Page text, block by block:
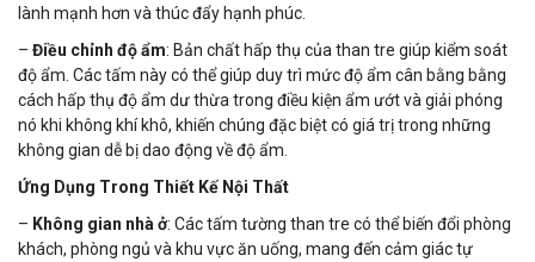
lành mạnh hơn và thúc đẩy hạnh phúc.
– Điều chỉnh độ ẩm: Bản chất hấp thụ của than tre giúp kiểm soát
độ ẩm. Các tấm này có thể giúp duy trì mức độ ẩm cân bằng bằng
cách hấp thụ độ ẩm dư thừa trong điều kiện ẩm ướt và giải phóng
nó khi không khí khô, khiến chúng đặc biệt có giá trị trong những
không gian dễ bị dao động về độ ẩm.
Ứng Dụng Trong Thiết Kế Nội Thất
– Không gian nhà ở: Các tấm tường than tre có thể biến đổi phòng
khách, phòng ngủ và khu vực ăn uống, mang đến cảm giác tự